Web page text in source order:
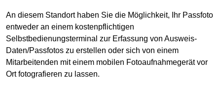
An diesem Standort haben Sie die Möglichkeit, Ihr Passfoto
entweder an einem kostenpflichtigen
Selbstbedienungsterminal zur Erfassung von Ausweis-
Daten/Passfotos zu erstellen oder sich von einem
Mitarbeitenden mit einem mobilen Fotoaufnahmegerät vor
Ort fotografieren zu lassen.